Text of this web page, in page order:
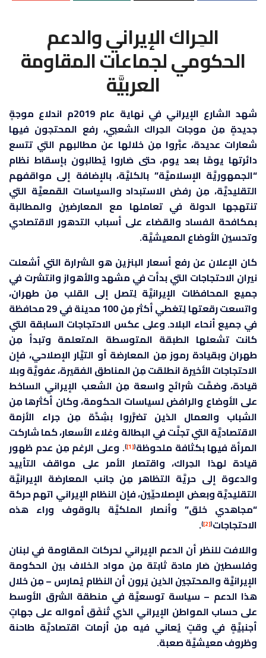
الحِراك الإيراني والدعم
الحكومي لجماعات المقاومة
العربيَّة
شهد الشارع الإيراني في نهاية عام 2019م اندلاع موجةٍ
جديدةٍ مِن موجات الحِراك الشعبي، رفع المحتجون فيها
شعارات عديدة، عبَّروا مِن خلالها عن مطالبهم التي تتسع
دائرتها يومًا بعد يوم، حتى صَاروا يُطالبون بإسقاط نظام
“الجمهوريَّة الإسلاميَّة” بالكليَّة، بالإضافة إلى مواقفهم
التقليديَّة، مِن رفض الاستبداد والسياسات القمعيَّة التي
تنتهجها الدولة في تعاملها مع المعارضين والمطالبة
بمكافحة الفساد والقضاء على أسباب التدهور الاقتصادي
وتحسين الأوضاع المعيشيَّة.
كان الإعلان عن رفع أسعار البنزين هو الشرارة التي أشعلت
نيران الاحتجاجات التي بدأت في مشهد والأهواز وانتشرت في
جميع المحافظات الإيرانيَّة لِتصل إلى القلب مِن طهران،
واتسعت رقعتها لِتغطي أكثر مِن 100 مدينة في 29 محافظة
في جميع أنحاء البلاد. وعلى عكس الاحتجاجات السابقة التي
كانت تشعلها الطبقة المتوسطة المتعلمة وتبدأ مِن
طهران وبقيادة رموز مِن المعارضة أو التيَّار الإصلاحي، فإن
الاحتجاجات الأخيرة انطلقت مِن المناطق الفقيرة، عفويَّة وبلا
قيادة، وضمَّت شرائح واسعة مِن الشعب الإيراني الساخط
على الأوضاع والرافض لسياسات الحكومة، وكان أكثرها مِن
الشباب والعمال الذين تضرَّروا بشِدَّة مِن جراء الأزمة
الاقتصاديَّة التي تجلَّت في البطالة وغلاء الأسعار، كما شاركت
المرأة فيها بكثافة ملحوظة(
[1]
). وعلى الرغم مِن عدم ظهور
قيادة لهذا الحِراك، واقتصار الأمر على مواقف التأييد
والدعوة إلى حريَّة التظاهر مِن جانب المعارضة الإيرانيَّة
التقليديَّة وبعض الإصلاحيِّين، فإن النظام الإيراني اتهم حركة
“مجاهدي خلق” وأنصار الملكيَّة بالوقوف وراء هذه
الاحتجاجات(
[2]
)
.
واللافت للنظر أن الدعم الإيراني لحركات المقاومة في لبنان
وفلسطين صَار مادة ثابتة مِن مواد الخلاف بين الحكومة
الإيرانيَّة والمحتجين الذين يَرون أن النظام يُمارس – مِن خلال
هذا الدعم – سياسة توسعيَّة في منطقة الشرق الأوسط
على حساب المواطن الإيراني الذي تُنفَق أمواله على جهاتٍ
أجنبيَّةٍ في وقتٍ يُعاني فيه مِن أزمات اقتصاديَّة طاحنة
وظروف معيشيَّة صعبة.